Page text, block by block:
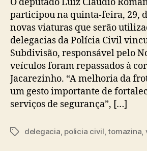
participou na quinta-feira, 29,
novas viaturas que serão
delegacias da Polícia Civil
Subdivisão, responsável pelo
veículos foram repassados à
Jacarezinho. “A melhoria da
um gesto importante de
serviços de segurança”, […]
Tagsdelegacia policia civil ,tomazina